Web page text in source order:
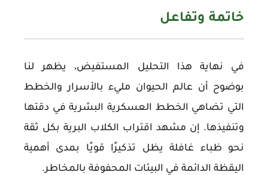
خاتمة وتفاعل
في نهاية هذا التحليل المستفيض، يظهر لنا
بوضوح أن عالم الحيوان مليء بالأسرار والخطط
التي تضاهي الخطط العسكرية البشرية في دقتها
وتنفيذها. إن مشهد اقتراب الكلاب البرية بكل ثقة
نحو ظباء غافلة يظل تذكيرًا قويًا بمدى أهمية
اليقظة الدائمة في البيئات المحفوفة بالمخاطر.